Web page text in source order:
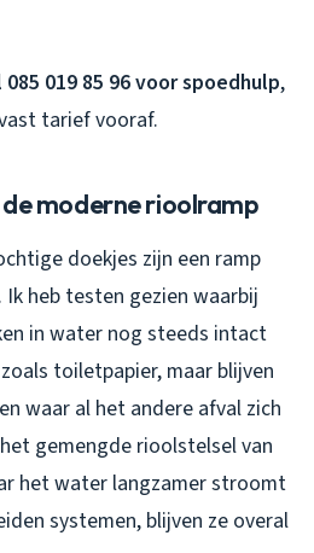
085 019 85 96 voor spoedhulp,
tarief vooraf.
moderne rioolramp
doekjes zijn een ramp
heb testen gezien waarbij
in water nog steeds intact
toiletpapier, maar blijven
waar al het andere afval zich
gemengde rioolstelsel van
het water langzamer stroomt
systemen, blijven ze overal